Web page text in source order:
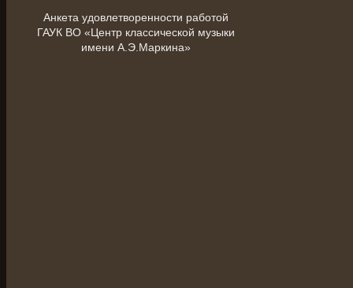
Анкета удовлетворенности работой
ГАУК ВО «Центр классической музыки
имени А.Э.Маркина»